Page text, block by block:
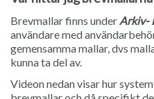
Brevmallar finns underArkiv-
användare med
gemensamma mallar, dvs
kunna ta del av.
Videon nedan visar hur